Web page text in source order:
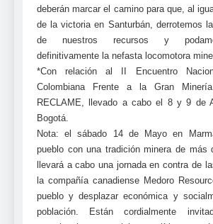
deberán marcar el camino para que, al
de la victoria en Santurbán, derrotemos
de nuestros recursos y
definitivamente la nefasta locomotora
*Con relación al II Encuentro
Colombiana Frente a la Gran Minería
RECLAME, llevado a cabo el 8 y 9 de
Bogotá.
Nota: el sábado 14 de Mayo en
pueblo con una tradición minera de más
llevará a cabo una jornada en contra de
la compañía canadiense Medoro
pueblo y desplazar económica y
población. Están cordialmente